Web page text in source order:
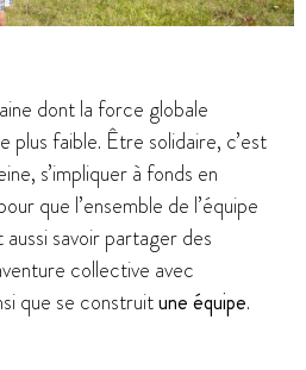
dont la force globale
plus faible. Être solidaire, c’est
s’impliquer à fonds en
que l’ensemble de l’équipe
aussi savoir partager des
collective avec
que se construitune équipe.